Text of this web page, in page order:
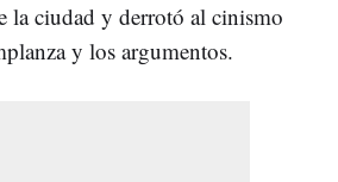
la ciudad y derrotó al cinismo
y los argumentos.